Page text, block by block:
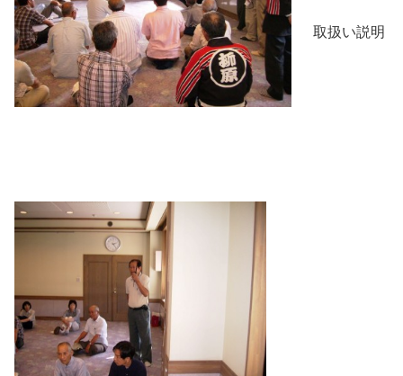
取扱い説明